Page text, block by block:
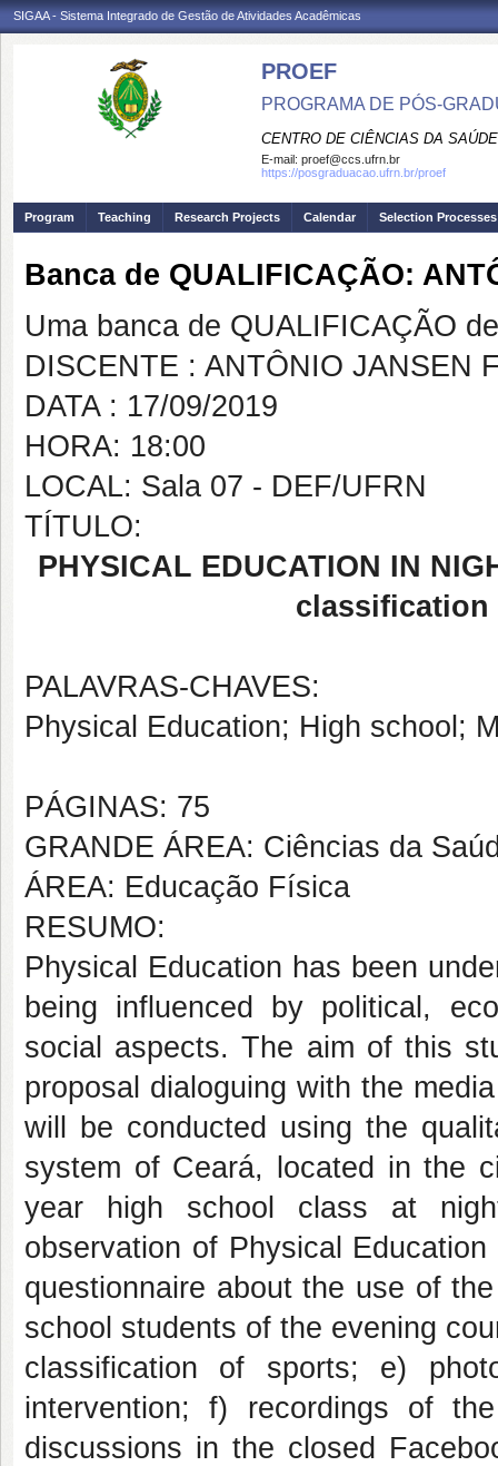
SIGAA - Sistema Integrado de Gestão de Atividades Acadêmicas
PROEF
PROGRAMA DE PÓS-
CENTRO DE CIÊNCIAS DA SAÚDE
E-mail: proef@ccs.ufrn.br
https://posgraduacao.ufrn.br/proef
Program Teaching Research Projects Calendar Selection Processes
Banca de QUALIFICAÇÃO:
Uma banca de QUALIFICAÇÃO
DISCENTE : ANTÔNIO JANSEN
DATA : 17/09/2019
HORA: 18:00
LOCAL: Sala 07 - DEF/UFRN
TÍTULO:
PHYSICAL EDUCATION IN
classification
PALAVRAS-CHAVES:
Physical Education; High school;
PÁGINAS: 75
GRANDE ÁREA: Ciências da
ÁREA: Educação Física
RESUMO:
Physical Education has been
being influenced by political,
social aspects. The aim of this
proposal dialoguing with the
will be conducted using the
system of Ceará, located in the
year high school class at
observation of Physical
questionnaire about the use of
school students of the evening
classification of sports; e)
intervention; f) recordings of
discussions in the closed